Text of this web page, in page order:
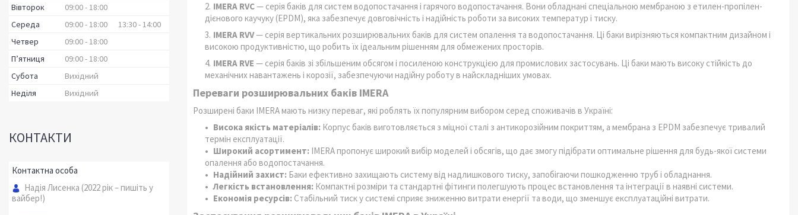
IMERA RVC— серія баків для систем водопостачання і гарячого водопостачання. Вони обладнані спеціальною мембраною з етилен-пропілен-
дієнового каучуку (EPDM), яка забезпечує довговічність і надійність роботи за високих температур і тиску.
IMERA RVV— серія вертикальних розширювальних баків для систем опалення та водопостачання. Ці баки вирізняються компактним дизайном і
високою продуктивністю, що робить їх ідеальним рішенням для обмежених просторів.
IMERA RVE — серія баків зі збільшеним обсягом і посиленою конструкцією для промислових застосувань. Ці баки мають високу стійкість до
механічних навантажень і корозії, забезпечуючи надійну роботу в найскладніших умовах.
Переваги розширювальних баків IMERA
Розширені баки IMERA мають низку переваг, які роблять їх популярним вибором серед споживачів в Україні:
Висока якість матеріалів: Корпус баків виготовляється з міцної сталі з антикорозійним покриттям, а мембрана з EPDM забезпечує тривалий
термін експлуатації.
Широкий асортимент: IMERA пропонує широкий вибір моделей і обсягів, що дає змогу підібрати оптимальне рішення для будь-якої системи
опалення або водопостачання.
Надійний захист: Баки ефективно захищають систему від надлишкового тиску, запобігаючи пошкодженню труб і обладнання.
Легкість встановлення: Компактні розміри та стандартні фітинги полегшують процес встановлення та інтеграції в наявні системи.
Економія ресурсів: Стабільний тиск у системі сприяє зниженню витрати енергії та води, що зменшує експлуатаційні витрати.
Вівторок
09:00 18:00
Середа
09:00 18:00 13:30 14:00
Четвер
09:00 18:00
Пʼятниця
09:00 18:00
Субота
Вихідний
Неділя
Вихідний
КОНТАКТИ
Надія Лисенка (2022 рік – пишіть у
вайбер!)